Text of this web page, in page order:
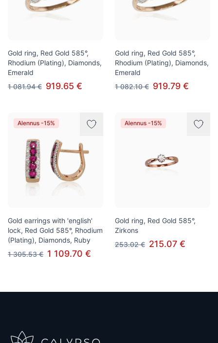
Gold ring, Red Gold 585°,
Rhodium (Plating), Diamonds,
Emerald
1 081.94 € 919.65 €
Gold ring, Red Gold 585°,
Rhodium (Plating), Diamonds,
Emerald
1 082.10 € 919.79 €
Alennus -15%
Gold earrings with 'english'
lock, Red Gold 585°, Rhodium
(Plating), Diamonds, Ruby
1 305.53 € 1 109.70 €
Alennus -15%
Gold ring, Red Gold 585°,
Zirkons
253.02 € 215.07 €